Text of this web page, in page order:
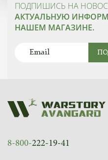
ПОДПИШИСЬ НА
АКТУАЛЬНУЮ
НАШЕМ МАГАЗИНЕ.
8-800-222-19-41